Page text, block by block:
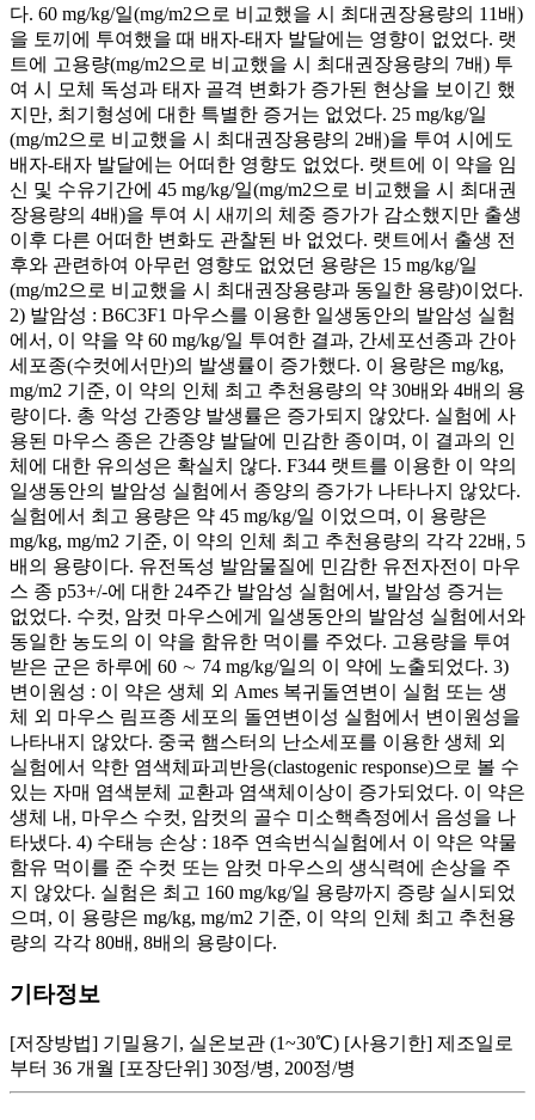
다. 60 mg/kg/일(mg/m2으로 비교했을 시 최대권장용량의 11배)
을 토끼에 투여했을 때 배자-태자 발달에는 영향이 없었다. 랫
트에 고용량(mg/m2으로 비교했을 시 최대권장용량의 7배) 투
여 시 모체 독성과 태자 골격 변화가 증가된 현상을 보이긴 했
지만, 최기형성에 대한 특별한 증거는 없었다. 25 mg/kg/일
(mg/m2으로 비교했을 시 최대권장용량의 2배)을 투여 시에도
배자-태자 발달에는 어떠한 영향도 없었다. 랫트에 이 약을 임
신 및 수유기간에 45 mg/kg/일(mg/m2으로 비교했을 시 최대권
장용량의 4배)을 투여 시 새끼의 체중 증가가 감소했지만 출생
이후 다른 어떠한 변화도 관찰된 바 없었다. 랫트에서 출생 전
후와 관련하여 아무런 영향도 없었던 용량은 15 mg/kg/일
(mg/m2으로 비교했을 시 최대권장용량과 동일한 용량)이었다.
2) 발암성 : B6C3F1 마우스를 이용한 일생동안의 발암성 실험
에서, 이 약을 약 60 mg/kg/일 투여한 결과, 간세포선종과 간아
세포종(수컷에서만)의 발생률이 증가했다. 이 용량은 mg/kg,
mg/m2 기준, 이 약의 인체 최고 추천용량의 약 30배와 4배의 용
량이다. 총 악성 간종양 발생률은 증가되지 않았다. 실험에 사
용된 마우스 종은 간종양 발달에 민감한 종이며, 이 결과의 인
체에 대한 유의성은 확실치 않다. F344 랫트를 이용한 이 약의
일생동안의 발암성 실험에서 종양의 증가가 나타나지 않았다.
실험에서 최고 용량은 약 45 mg/kg/일 이었으며, 이 용량은
mg/kg, mg/m2 기준, 이 약의 인체 최고 추천용량의 각각 22배, 5
배의 용량이다. 유전독성 발암물질에 민감한 유전자전이 마우
스 종 p53+/-에 대한 24주간 발암성 실험에서, 발암성 증거는
없었다. 수컷, 암컷 마우스에게 일생동안의 발암성 실험에서와
동일한 농도의 이 약을 함유한 먹이를 주었다. 고용량을 투여
받은 군은 하루에 60 ∼ 74 mg/kg/일의 이 약에 노출되었다. 3)
변이원성 : 이 약은 생체 외 Ames 복귀돌연변이 실험 또는 생
체 외 마우스 림프종 세포의 돌연변이성 실험에서 변이원성을
나타내지 않았다. 중국 햄스터의 난소세포를 이용한 생체 외
실험에서 약한 염색체파괴반응(clastogenic response)으로 볼 수
있는 자매 염색분체 교환과 염색체이상이 증가되었다. 이 약은
생체 내, 마우스 수컷, 암컷의 골수 미소핵측정에서 음성을 나
타냈다. 4) 수태능 손상 : 18주 연속번식실험에서 이 약은 약물
함유 먹이를 준 수컷 또는 암컷 마우스의 생식력에 손상을 주
지 않았다. 실험은 최고 160 mg/kg/일 용량까지 증량 실시되었
으며, 이 용량은 mg/kg, mg/m2 기준, 이 약의 인체 최고 추천용
량의 각각 80배, 8배의 용량이다.
기타정보
[저장방법] 기밀용기, 실온보관 (1~30℃) [사용기한] 제조일로
부터 36 개월 [포장단위] 30정/병, 200정/병